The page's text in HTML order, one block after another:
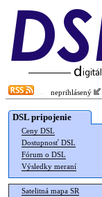
neprihlásený
DSL pripojenie
Ceny DSL
Dostupnosť DSL
Fórum o DSL
Výsledky meraní
Satelitná mapa SR